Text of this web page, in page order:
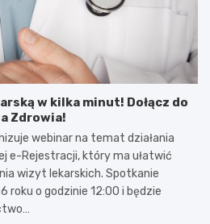
w kilka minut! Dołącz do
Zdrowia!
webinar na temat działania
e-Rejestracji, który ma ułatwić
wizyt lekarskich. Spotkanie
roku o godzinie 12:00 i będzie